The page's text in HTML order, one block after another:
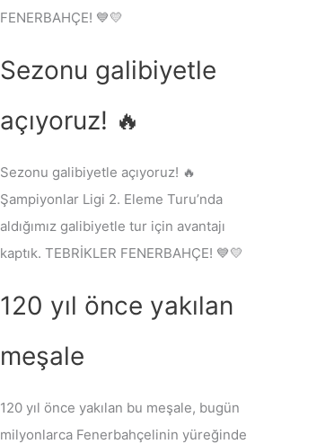
FENERBAHÇE! 💙💛
Sezonu galibiyetle
açıyoruz! 🔥
Sezonu galibiyetle açıyoruz! 🔥
Şampiyonlar Ligi 2. Eleme Turu’nda
aldığımız galibiyetle tur için avantajı
kaptık. TEBRİKLER FENERBAHÇE! 💙💛
120 yıl önce yakılan
meşale
120 yıl önce yakılan bu meşale, bugün
milyonlarca Fenerbahçelinin yüreğinde